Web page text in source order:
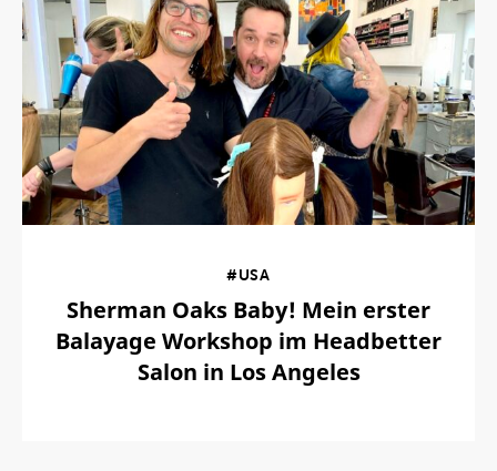
#USA
Sherman Oaks Baby! Mein erster
Balayage Workshop im Headbetter
Salon in Los Angeles